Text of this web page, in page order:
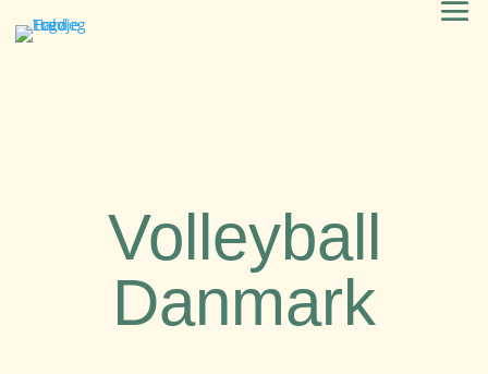
Volleyball
Danmark